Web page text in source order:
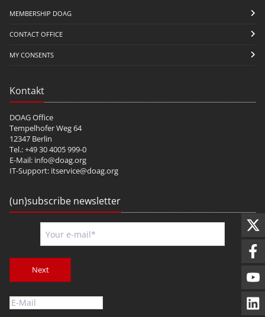
MEMBERSHIP DOAG
CONTACT OFFICE
MY CONSENTS
Kontakt
DOAG Office
Tempelhofer Weg 64
12347 Berlin
Tel.: +49 30 4005 999-0
E-Mail: info@doag.org
IT-Support: itservice@doag.org
(un)subscribe newsletter
Next